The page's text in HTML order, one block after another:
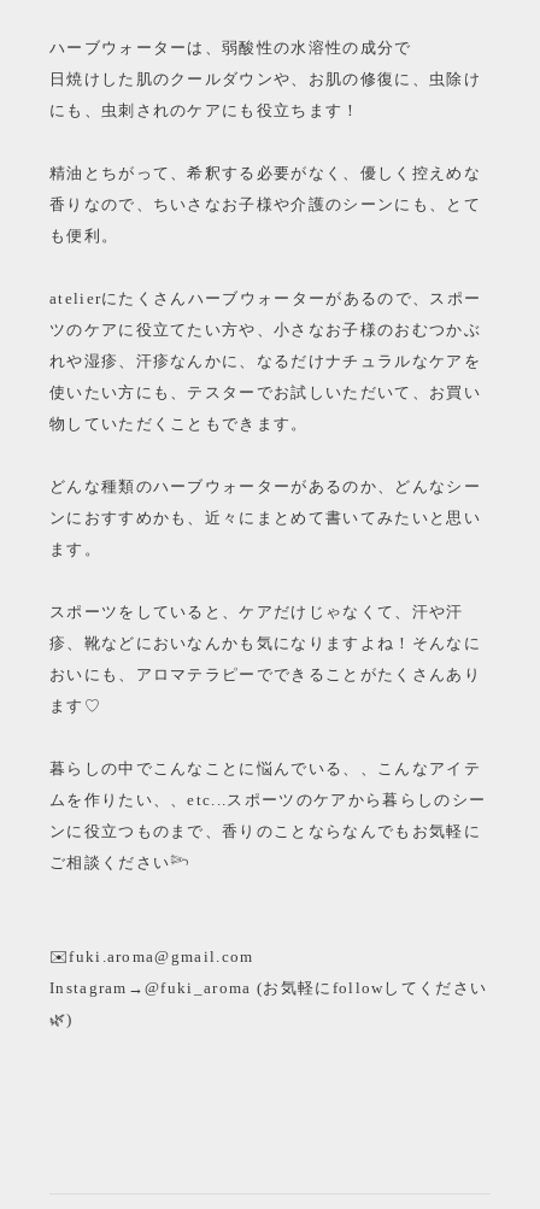
ハーブウォーターは、弱酸性の水溶性の成分で
日焼けした肌のクールダウンや、お肌の修復に、虫除け
にも、虫刺されのケアにも役立ちます！
精油とちがって、希釈する必要がなく、優しく控えめな
香りなので、ちいさなお子様や介護のシーンにも、とて
も便利。
atelierにたくさんハーブウォーターがあるので、スポー
ツのケアに役立てたい方や、小さなお子様のおむつかぶ
れや湿疹、汗疹なんかに、なるだけナチュラルなケアを
使いたい方にも、テスターでお試しいただいて、お買い
物していただくこともできます。
どんな種類のハーブウォーターがあるのか、どんなシー
ンにおすすめかも、近々にまとめて書いてみたいと思い
ます。
スポーツをしていると、ケアだけじゃなくて、汗や汗
疹、靴などにおいなんかも気になりますよね！そんなに
おいにも、アロマテラピーでできることがたくさんあり
ます♡
暮らしの中でこんなことに悩んでいる、、こんなアイテ
ムを作りたい、、etc...スポーツのケアから暮らしのシー
ンに役立つものまで、香りのことならなんでもお気軽に
ご相談ください𓆸
✉️fuki.aroma@gmail.com
Instagram→@fuki_aroma (お気軽にfollowしてください
🌿)